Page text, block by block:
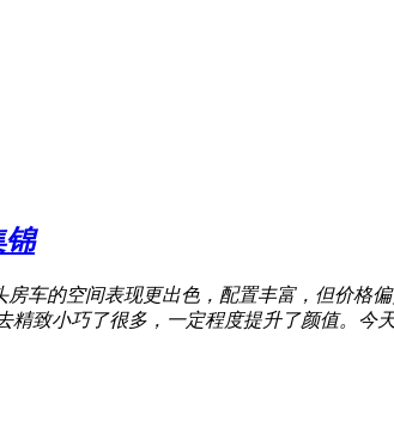
锦
车的空间表现更出色，配置丰富，但价格
致小巧了很多，一定程度提升了颜值。今